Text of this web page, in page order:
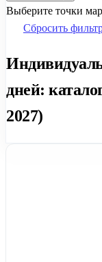
Выберите точки
Сбросить
дней:
2027)